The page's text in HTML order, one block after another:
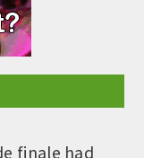
finale had